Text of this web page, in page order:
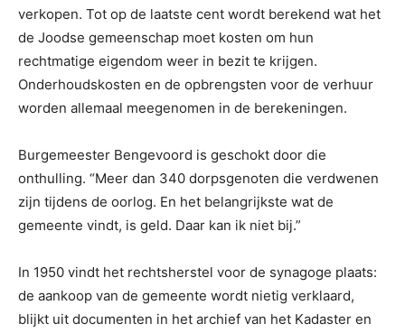
verkopen. Tot op de laatste cent wordt berekend wat het
de Joodse gemeenschap moet kosten om hun
rechtmatige eigendom weer in bezit te krijgen.
Onderhoudskosten en de opbrengsten voor de verhuur
worden allemaal meegenomen in de berekeningen.
Burgemeester Bengevoord is geschokt door die
onthulling. “Meer dan 340 dorpsgenoten die verdwenen
zijn tijdens de oorlog. En het belangrijkste wat de
gemeente vindt, is geld. Daar kan ik niet bij.”
In 1950 vindt het rechtsherstel voor de synagoge plaats:
de aankoop van de gemeente wordt nietig verklaard,
blijkt uit documenten in het archief van het Kadaster en